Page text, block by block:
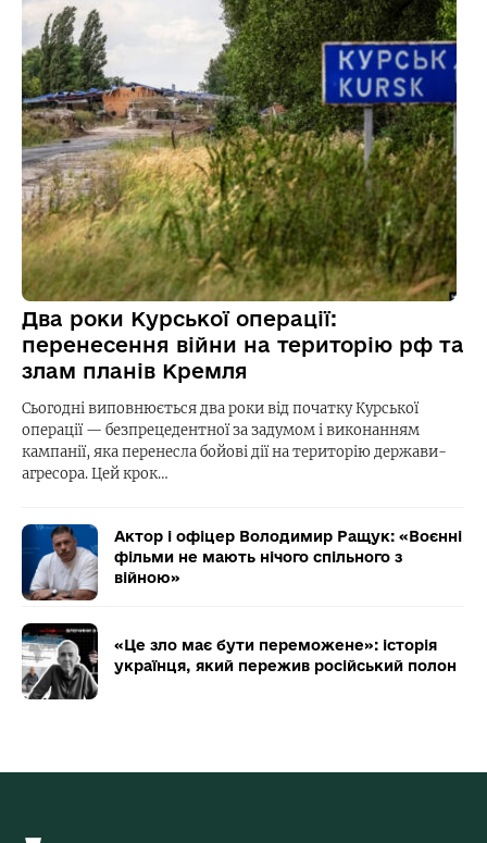
Два роки Курської операції:
перенесення війни на територію рф та
злам планів Кремля
Сьогодні виповнюється два роки від початку Курської
операції — безпрецедентної за задумом і виконанням
кампанії, яка перенесла бойові дії на територію держави-
агресора. Цей крок…
Актор і офіцер Володимир Ращук: «Воєнні
фільми не мають нічого спільного з
війною»
«Це зло має бути переможене»: історія
українця, який пережив російський полон